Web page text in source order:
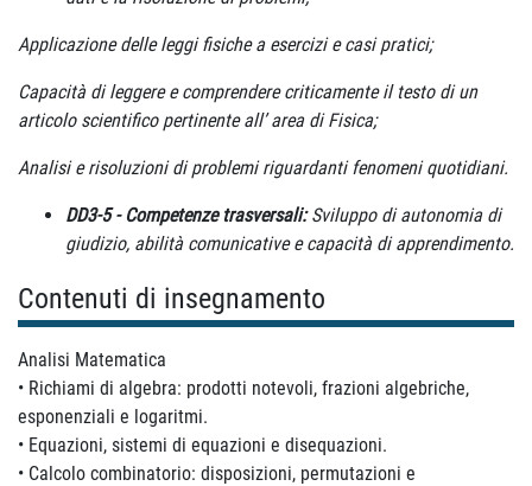
Applicazione delle leggi fisiche a esercizi e casi pratici;
Capacità di leggere e comprendere criticamente il testo di un
articolo scientifico pertinente all’ area di Fisica;
Analisi e risoluzioni di problemi riguardanti fenomeni quotidiani.
DD3-5 - Competenze trasversali:Sviluppo di autonomia di
giudizio, abilità comunicative e capacità di apprendimento.
Contenuti di insegnamento
Analisi Matematica
• Richiami di algebra: prodotti notevoli, frazioni algebriche,
esponenziali e logaritmi.
• Equazioni, sistemi di equazioni e disequazioni.
• Calcolo combinatorio: disposizioni, permutazioni e